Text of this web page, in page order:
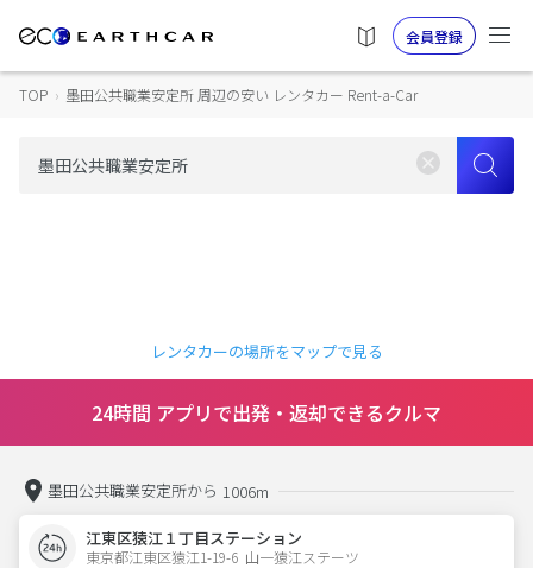
会員登録
TOP › 墨田公共職業安定所 周辺の安い レンタカー Rent-a-Car
レンタカーの場所をマップで見る
24時間 アプリで出発・返却できるクルマ
墨田公共職業安定所から 1006m
江東区猿江１丁目ステーション
東京都江東区猿江1-19-6  山一猿江ステーツ